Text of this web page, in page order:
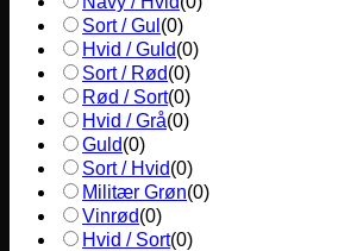
Sort / Gul (0)
Hvid / Guld(0)
Sort / Rød(0)
Rød / Sort(0)
Hvid / Grå(0)
Guld(0)
Sort / Hvid(0)
Militær Grøn(0)
Vinrød(0)
Hvid / Sort(0)